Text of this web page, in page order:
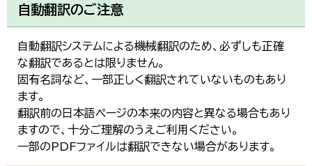
自動翻訳のご注意
自動翻訳システムによる機械翻訳のため、必ずしも正確
な翻訳であるとは限りません。
固有名詞など、一部正しく翻訳されていないものもあり
ます。
翻訳前の日本語ページの本来の内容と異なる場合もあり
ますので、十分ご理解のうえご利用ください。
一部のPDFファイルは翻訳できない場合があります。